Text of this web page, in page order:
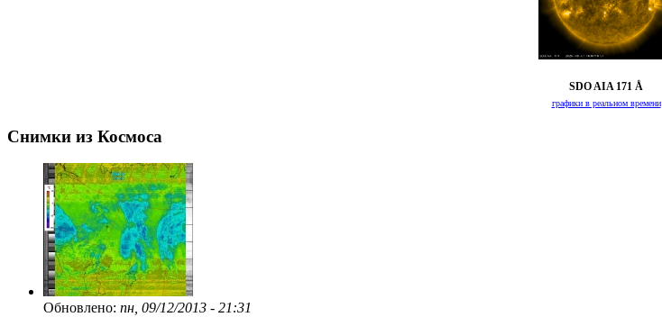
SDO AIA 171 Å
графики в реальном времени
Снимки из Космоса
Обновлено: пн, 09/12/2013 - 21:31